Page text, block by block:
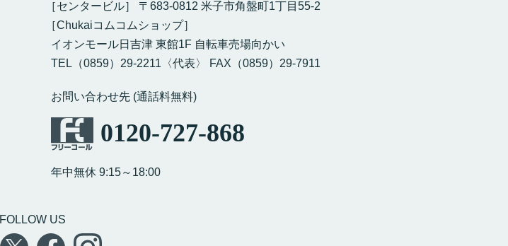
［センタービル］ 〒683-0812 米子市角盤町1丁目55-2
［Chukaiコムコムショップ］
イオンモール日吉津 東館1F 自転車売場向かい
TEL（0859）29-2211〈代表〉 FAX（0859）29-7911
お問い合わせ先 (通話料無料)
0120-727-868
年中無休 9:15～18:00
FOLLOW US